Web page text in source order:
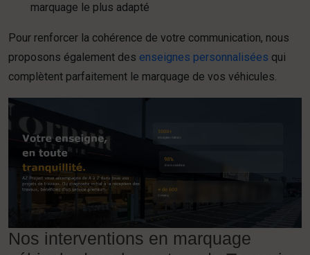
marquage le plus adapté
Pour renforcer la cohérence de votre communication, nous
proposons également des enseignes personnalisées qui
complètent parfaitement le marquage de vos véhicules.
Nos interventions en marquage